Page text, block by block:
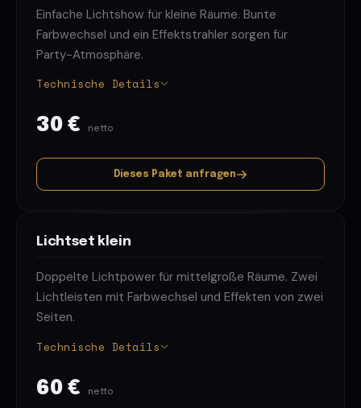
Einfache Lichtshow für kleine Räume. Bunte
Farbwechsel und ein Effektstrahler sorgen für
Party-Atmosphäre.
Technische Details
30 € netto
Dieses Paket anfragen
Lichtset klein
Doppelte Lichtpower für mittelgroße Räume. Zwei
Lichtleisten mit Farbwechsel und Effekten von zwei
Seiten.
Technische Details
60 € netto